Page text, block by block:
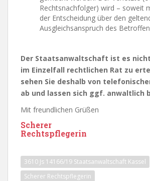
Rechtsnachfolger) wird – soweit
der Entscheidung über den
Ausgleichsanspruch des
Der Staatsanwaltschaft ist es
im Einzelfall rechtlichen Rat zu
sehen Sie deshalb von
ab und lassen sich ggf. anwaltlich
Mit freundlichen Grüßen
Scherer
Rechtspflegerin
3610 Js 14166/​19 Staatsanwaltschaft Kassel
Scherer Rechtspflegerin